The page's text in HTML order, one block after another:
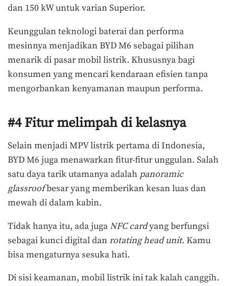
dan 150 kW untuk varian Superior.
Keunggulan teknologi baterai dan performa
mesinnya menjadikan BYD M6 sebagai pilihan
menarik di pasar mobil listrik. Khususnya bagi
konsumen yang mencari kendaraan efisien tanpa
mengorbankan kenyamanan maupun performa.
#4 Fitur melimpah di kelasnya
Selain menjadi MPV listrik pertama di Indonesia,
BYD M6 juga menawarkan fitur-fitur unggulan. Salah
satu daya tarik utamanya adalah panoramic
glassroofbesar yang memberikan kesan luas dan
mewah di dalam kabin.
Tidak hanya itu, ada jugaNFC cardyang berfungsi
sebagai kunci digital dan rotating head unit. Kamu
bisa mengaturnya sesuka hati.
Di sisi keamanan, mobil listrik ini tak kalah canggih.